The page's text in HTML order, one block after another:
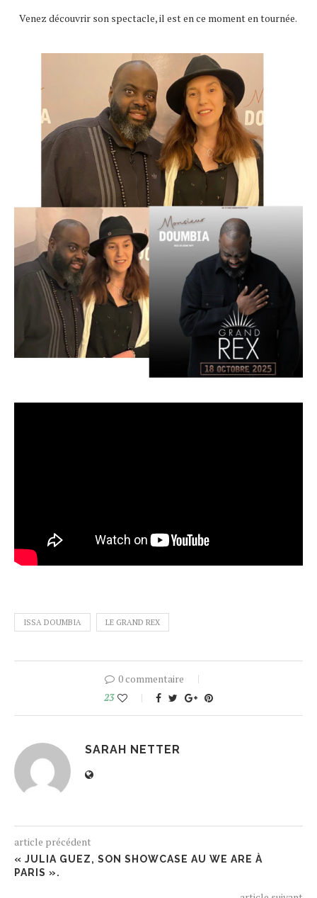
Venez découvrir son spectacle, il est en ce moment en tournée.
ISSA DOUMBIA LE GRAND REX
0 commentaire
23
SARAH NETTER
article précédent
« JULIA GUEZ, SON SHOWCASE AU WE ARE À
PARIS ».